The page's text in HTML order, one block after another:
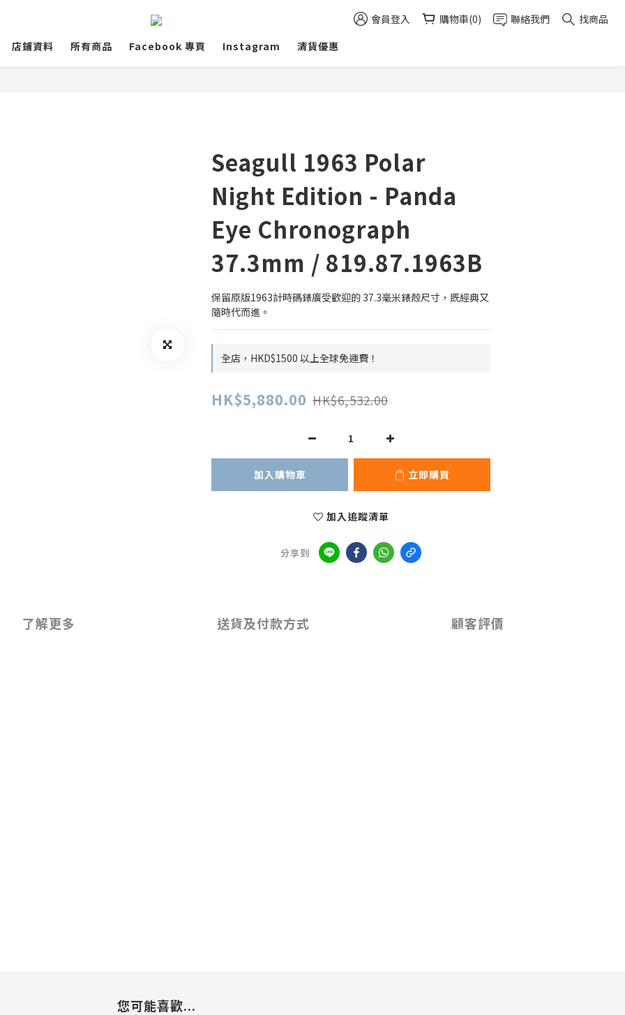
會員登入 購物車(0) 聯絡我們
找商品
店鋪資料
所有商品 Facebook 專頁 Instagram 清貨優惠
Seagull 1963 Polar
Night Edition - Panda
Eye Chronograph
37.3mm / 819.87.1963B
保留原版1963計時碼錶廣受歡迎的 37.3毫米錶殼尺寸，既經典又
隨時代而進。
全店，HKD$1500 以上全球免運費！
HK$5,880.00 HK$6,532.00
加入購物車 立即購買
加入追蹤清單
分享到
了解更多 送貨及付款方式 顧客評價
您可能喜歡...